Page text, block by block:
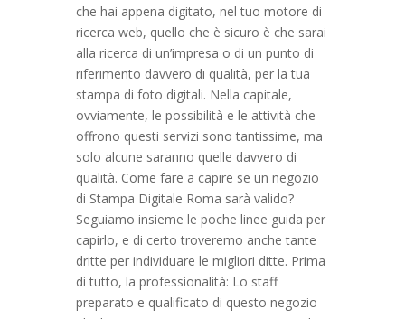
che hai appena digitato, nel tuo motore di
ricerca web, quello che è sicuro è che sarai
alla ricerca di un’impresa o di un punto di
riferimento davvero di qualità, per la tua
stampa di foto digitali. Nella capitale,
ovviamente, le possibilità e le attività che
offrono questi servizi sono tantissime, ma
solo alcune saranno quelle davvero di
qualità. Come fare a capire se un negozio
di Stampa Digitale Roma sarà valido?
Seguiamo insieme le poche linee guida per
capirlo, e di certo troveremo anche tante
dritte per individuare le migliori ditte. Prima
di tutto, la professionalità: Lo staff
preparato e qualificato di questo negozio